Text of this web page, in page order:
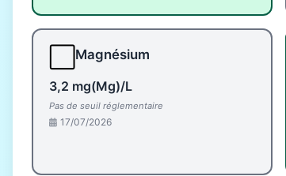
Magnésium
3,2 mg(Mg)/L
Pas de seuil réglementaire
17/07/2026